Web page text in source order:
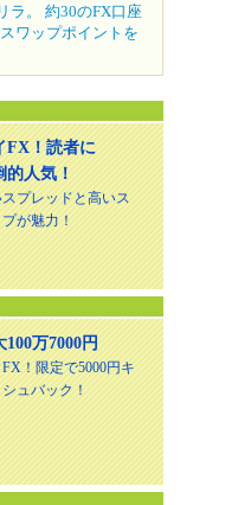
ラ。 約30のFX口座
ワップポイントを
FX！読者に
的人気！
プレッドと高いス
が魅力！
100万7000円
！限定で5000円キ
ュバック！